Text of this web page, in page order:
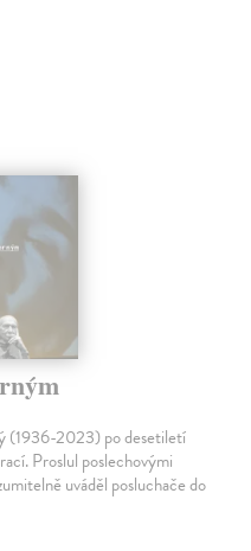
(1936-2023) po desetiletí
Proslul poslechovými
uváděl posluchače do